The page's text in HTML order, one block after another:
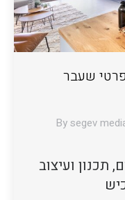
שעבר
Bysegev
תכנון ועיצוב